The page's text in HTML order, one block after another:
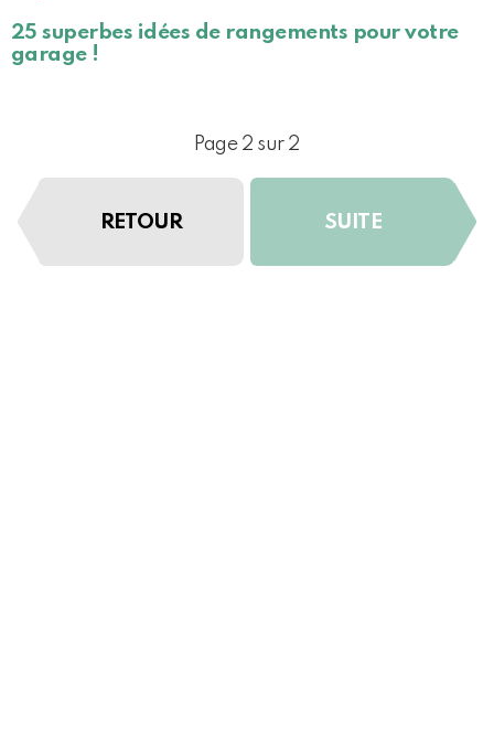
25 superbes idées de rangements pour votre
garage !
Page 2 sur 2
RETOUR SUITE